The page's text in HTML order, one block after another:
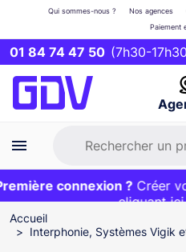
01 84 74 47 50 (7h30-
Qui sommes-nous ? Nos agences
Paiement
Première commande ?
et livraison 24/48h
connexion ?Créer
cliquant ici
EXCLU WEB :
Accueil
Interphonie, Systèmes Vigik